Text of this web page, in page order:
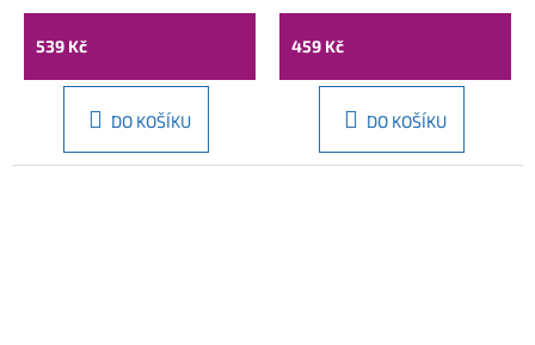
539 Kč
DO KOŠÍKU
459 Kč
DO KOŠÍKU